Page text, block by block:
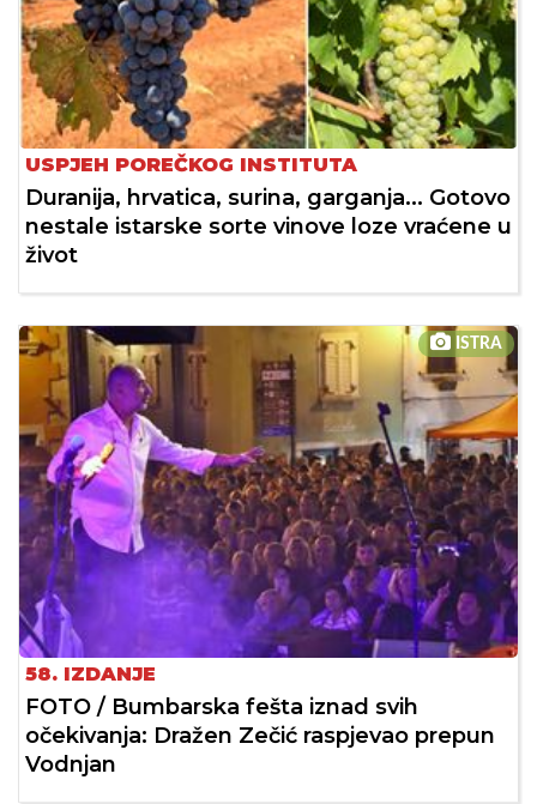
USPJEH POREČKOG INSTITUTA
Duranija, hrvatica, surina, garganja... Gotovo
nestale istarske sorte vinove loze vraćene u
život
ISTRA
58. IZDANJE
FOTO / Bumbarska fešta iznad svih
očekivanja: Dražen Zečić raspjevao prepun
Vodnjan